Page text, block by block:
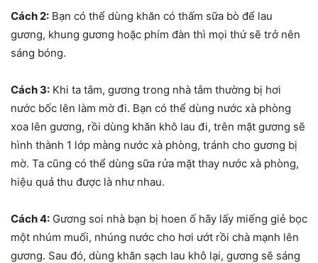
Cách 2: Bạn có thể dùng khăn có thấm sữa bò để lau
gương, khung gương hoặc phím đàn thì mọi thứ sẽ trở nên
sáng bóng.
Cách 3: Khi ta tắm, gương trong nhà tắm thường bị hơi
nước bốc lên làm mờ đi. Bạn có thể dùng nước xà phòng
xoa lên gương, rồi dùng khăn khô lau đi, trên mặt gương sẽ
hình thành 1 lớp màng nước xà phòng, tránh cho gương bị
mờ. Ta cũng có thể dùng sữa rửa mặt thay nước xà phòng,
hiệu quả thu được là như nhau.
Cách 4: Gương soi nhà bạn bị hoen ố hãy lấy miếng giẻ bọc
một nhúm muối, nhúng nước cho hơi ướt rồi chà mạnh lên
gương. Sau đó, dùng khăn sạch lau khô lại, gương sẽ sáng